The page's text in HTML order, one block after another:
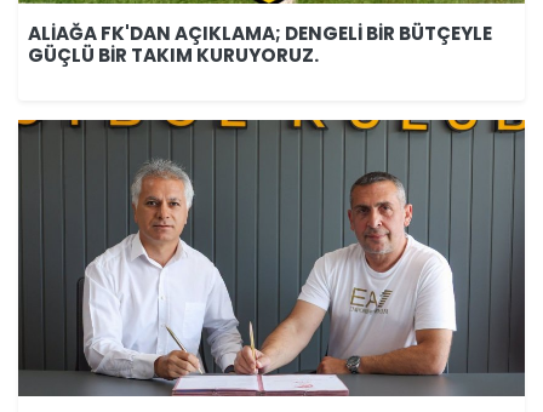
ALİAĞA FK'DAN AÇIKLAMA; DENGELİ BİR BÜTÇEYLE
GÜÇLÜ BİR TAKIM KURUYORUZ.